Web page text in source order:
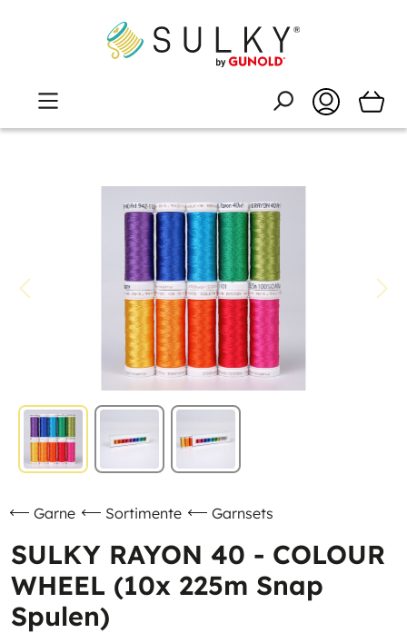
Garne Sortimente Garnsets
SULKY RAYON 40 - COLOUR
WHEEL (10x 225m Snap
Spulen)